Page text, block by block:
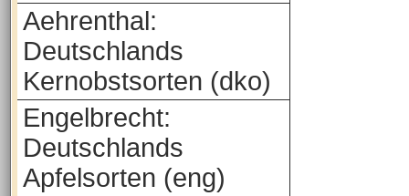
Aehrenthal:
Deutschlands
Kernobstsorten (dko)
Engelbrecht:
Deutschlands
Apfelsorten (eng)